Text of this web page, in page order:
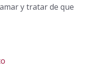
y tratar de que